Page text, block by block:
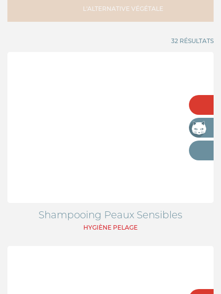
L'ALTERNATIVE VÉGÉTALE
32 RÉSULTATS
Shampooing Peaux Sensibles
HYGIÈNE PELAGE